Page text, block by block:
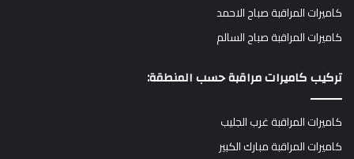
كاميرات المراقبة صباح الاحمد
كاميرات المراقبة صباح السالم
تركيب كاميرات مراقبة حسب المنطقة:
كاميرات المراقبة غرب الجليب
كاميرات المراقبة مبارك الكبير